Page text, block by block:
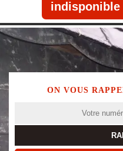
indisponible
ON VOUS